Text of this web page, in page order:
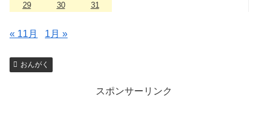
29
30 31
« 11月 1月 »
おんがく
スポンサーリンク